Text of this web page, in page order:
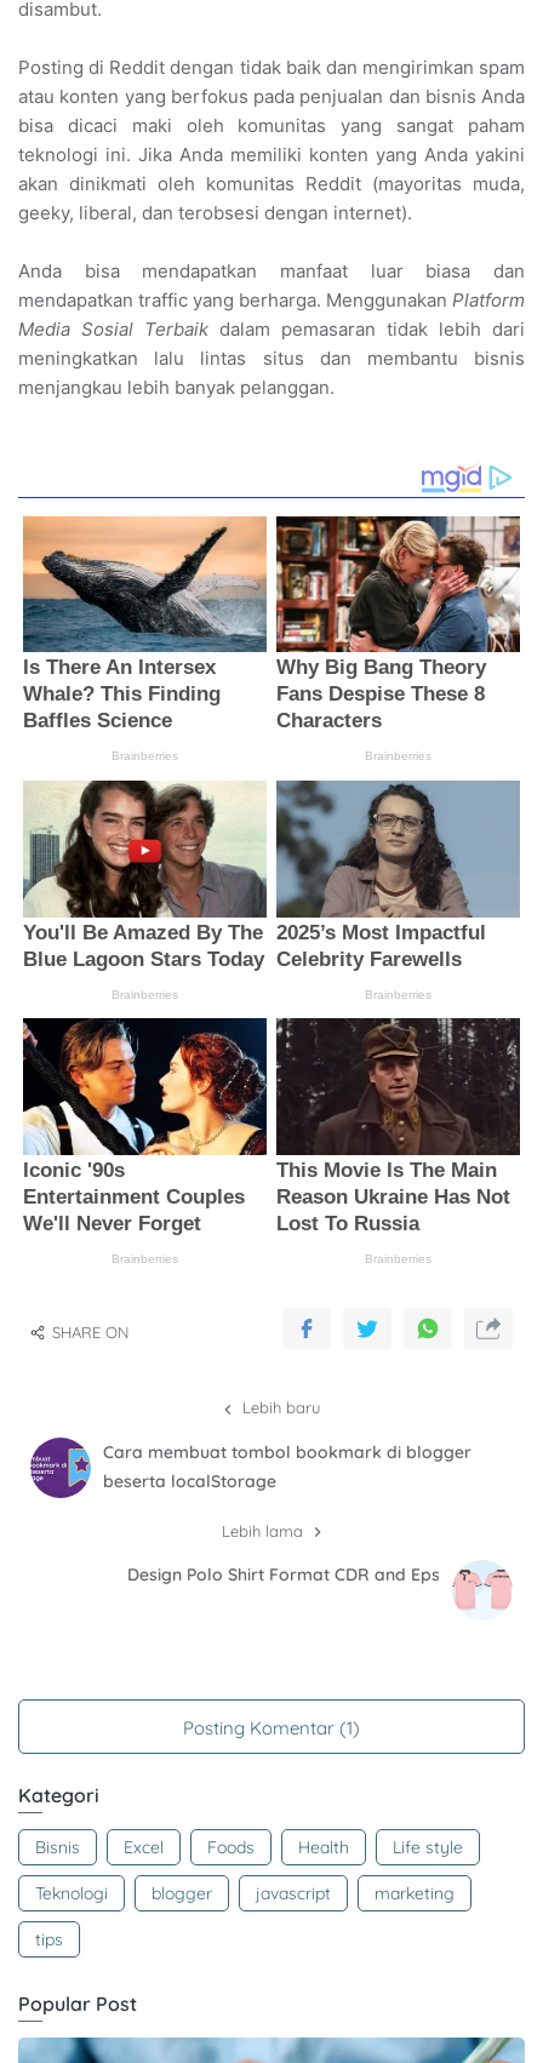
disambut.
Posting di Reddit dengan tidak baik dan mengirimkan spam
atau konten yang berfokus pada penjualan dan bisnis Anda
bisa dicaci maki oleh komunitas yang sangat paham
teknologi ini. Jika Anda memiliki konten yang Anda yakini
akan dinikmati oleh komunitas Reddit (mayoritas muda,
geeky, liberal, dan terobsesi dengan internet).
Anda bisa mendapatkan manfaat luar biasa dan
mendapatkan traffic yang berharga. Menggunakan Platform
Media Sosial Terbaik dalam pemasaran tidak lebih dari
meningkatkan lalu lintas situs dan membantu bisnis
menjangkau lebih banyak pelanggan.
SHARE ON
Lebih baru
Cara membuat tombol bookmark di blogger
beserta localStorage
Lebih lama
Design Polo Shirt Format CDR and Eps
Posting Komentar (1)
Kategori
Bisnis Excel Foods Health Life style
Teknologi blogger javascript marketing
tips
Popular Post